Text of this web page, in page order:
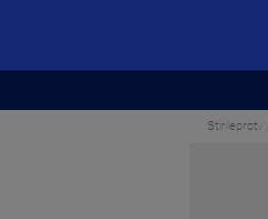
Stirileprotv